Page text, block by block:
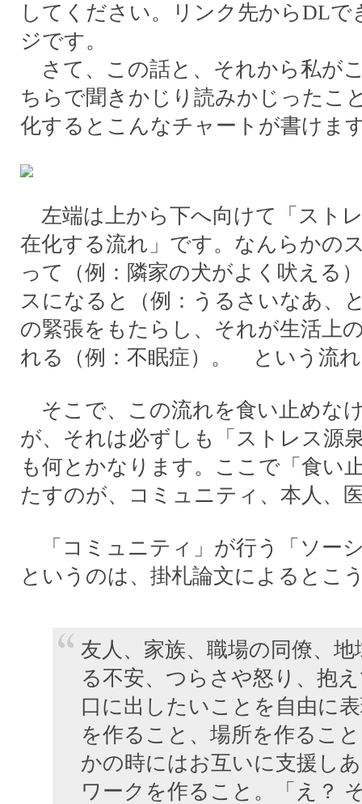
してください。リンク先からDLで
ジです。
さて、この話と、それから私が
ちらで聞きかじり読みかじったこ
化するとこんなチャートが書けま
左端は上から下へ向けて「スト
在化する流れ」です。なんらかの
って（例：隣家の犬がよく吠える
スになると（例：うるさいなあ、
の緊張をもたらし、それが生活上
れる（例：不眠症）。 という流
そこで、この流れを食い止めな
が、それは必ずしも「ストレス源
も何とかなります。ここで「食い
たすのが、コミュニティ、本人、
「コミュニティ」が行う「ソー
というのは、掛札論文によるとこ
友人、家族、職場の同僚、
る不安、つらさや怒り、抱
口に出したいことを自由に
を作ること、場所を作るこ
かの時にはお互いに支援し
ワークを作ること。「え？